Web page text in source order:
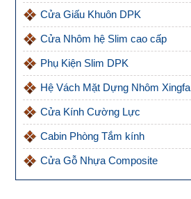
Cửa Giấu Khuôn DPK
Cửa Nhôm hệ Slim cao cấp
Phụ Kiện Slim DPK
Hệ Vách Mặt Dựng Nhôm Xingfa
Cửa Kính Cường Lực
Cabin Phòng Tắm kính
Cửa Gỗ Nhựa Composite